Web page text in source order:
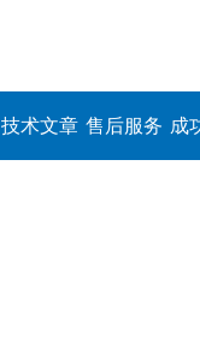
技术文章 售后服务 成